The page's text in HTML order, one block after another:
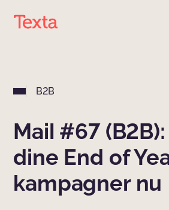
B2B
Mail #67
dine End of
kampagner nu